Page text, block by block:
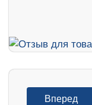
Вперед